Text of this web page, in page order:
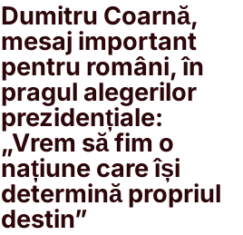
Dumitru Coarnă,
mesaj important
pentru români, în
pragul alegerilor
prezidențiale:
„Vrem să fim o
națiune care își
determină propriul
destin”